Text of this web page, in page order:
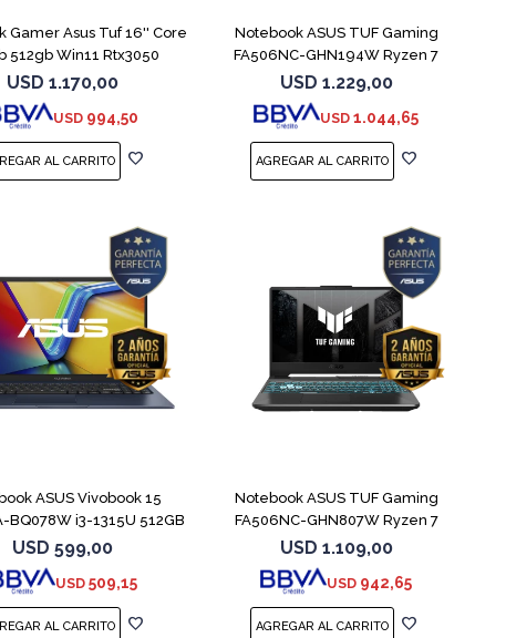
Gamer Asus Tuf 16'' Core
512gb Win11 Rtx3050
USD 1.170,00
USD 994,50
Notebook ASUS TUF Gaming
FA506NC-GHN194W Ryzen 7
7445HS 3050
USD 1.229,00
USD 1.044,65
ASUS Vivobook 15
BQ078W i3-1315U 512GB
8GB
USD 599,00
USD 509,15
Notebook ASUS TUF Gaming
FA506NC-GHN807W Ryzen 7
7445HS 3050
USD 1.109,00
USD 942,65